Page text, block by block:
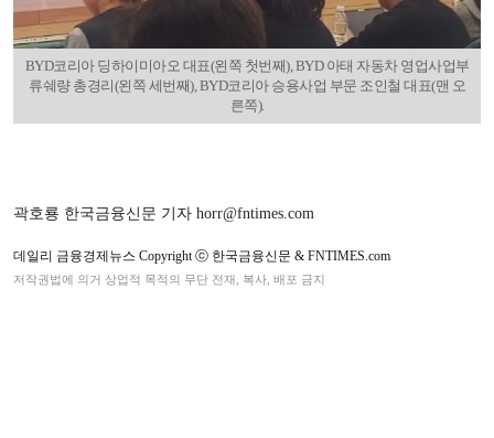
BYD코리아 딩하이미아오 대표(왼쪽 첫번째), BYD 아태 자동차 영업사업부
류쉐량 총경리(왼쪽 세번째), BYD코리아 승용사업 부문 조인철 대표(맨 오
른쪽).
곽호룡 한국금융신문 기자 horr@fntimes.com
데일리 금융경제뉴스 Copyright ⓒ 한국금융신문 & FNTIMES.com
저작권법에 의거 상업적 목적의 무단 전재, 복사, 배포 금지